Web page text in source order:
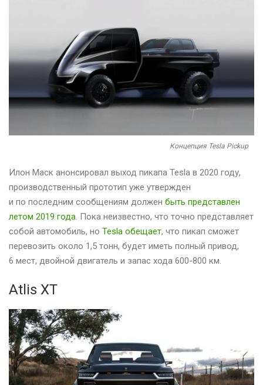
Концепция Tesla Pickup
Илон Маск анонсировал выход пикапа Tesla в 2020 году,
производственный прототип уже утвержден
и по последним сообщениям должен быть представлен
летом 2019 года. Пока неизвестно, что точно представляет
собой автомобиль, но Tesla обещает, что пикап сможет
перевозить около 1,5 тонн, будет иметь полный привод,
6 мест, двойной двигатель и запас хода 600-800 км.
Atlis XT